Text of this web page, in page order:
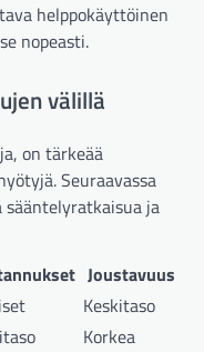
helppokäyttöinen
nopeasti.
välillä
on tärkeää
Seuraavassa
ja
Joustavuus
Keskitaso
Korkea